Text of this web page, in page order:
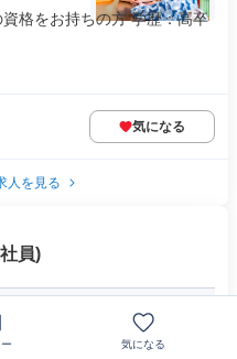
格をお持ちの方 学歴：高卒
気になる
人を見る
員)
気になる